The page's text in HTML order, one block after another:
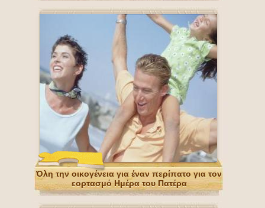
Όλη την οικογένεια για έναν περίπατο για τον
εορτασμό Ημέρα του Πατέρα